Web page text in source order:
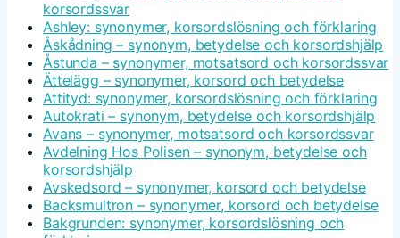
korsordssvar
Ashley: synonymer, korsordslösning och förklaring
Åskådning – synonym, betydelse och korsordshjälp
Åstunda – synonymer, motsatsord och korsordssvar
Ättelägg – synonymer, korsord och betydelse
Attityd: synonymer, korsordslösning och förklaring
Autokrati – synonym, betydelse och korsordshjälp
Avans – synonymer, motsatsord och korsordssvar
Avdelning Hos Polisen – synonym, betydelse och
korsordshjälp
Avskedsord – synonymer, korsord och betydelse
Backsmultron – synonymer, korsord och betydelse
Bakgrunden: synonymer, korsordslösning och